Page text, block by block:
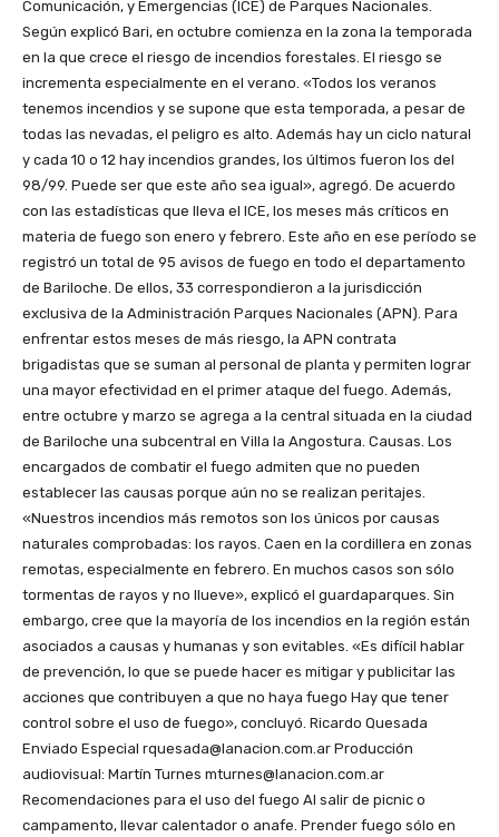
Comunicación, y Emergencias (ICE) de Parques Nacionales.
Según explicó Bari, en octubre comienza en la zona la temporada
en la que crece el riesgo de incendios forestales. El riesgo se
incrementa especialmente en el verano. «Todos los veranos
tenemos incendios y se supone que esta temporada, a pesar de
todas las nevadas, el peligro es alto. Además hay un ciclo natural
y cada 10 o 12 hay incendios grandes, los últimos fueron los del
98/99. Puede ser que este año sea igual», agregó. De acuerdo
con las estadísticas que lleva el ICE, los meses más críticos en
materia de fuego son enero y febrero. Este año en ese período se
registró un total de 95 avisos de fuego en todo el departamento
de Bariloche. De ellos, 33 correspondieron a la jurisdicción
exclusiva de la Administración Parques Nacionales (APN). Para
enfrentar estos meses de más riesgo, la APN contrata
brigadistas que se suman al personal de planta y permiten lograr
una mayor efectividad en el primer ataque del fuego. Además,
entre octubre y marzo se agrega a la central situada en la ciudad
de Bariloche una subcentral en Villa la Angostura. Causas. Los
encargados de combatir el fuego admiten que no pueden
establecer las causas porque aún no se realizan peritajes.
«Nuestros incendios más remotos son los únicos por causas
naturales comprobadas: los rayos. Caen en la cordillera en zonas
remotas, especialmente en febrero. En muchos casos son sólo
tormentas de rayos y no llueve», explicó el guardaparques. Sin
embargo, cree que la mayoría de los incendios en la región están
asociados a causas y humanas y son evitables. «Es difícil hablar
de prevención, lo que se puede hacer es mitigar y publicitar las
acciones que contribuyen a que no haya fuego Hay que tener
control sobre el uso de fuego», concluyó. Ricardo Quesada
Enviado Especial rquesada@lanacion.com.ar Producción
audiovisual: Martín Turnes mturnes@lanacion.com.ar
Recomendaciones para el uso del fuego Al salir de picnic o
campamento, llevar calentador o anafe. Prender fuego sólo en